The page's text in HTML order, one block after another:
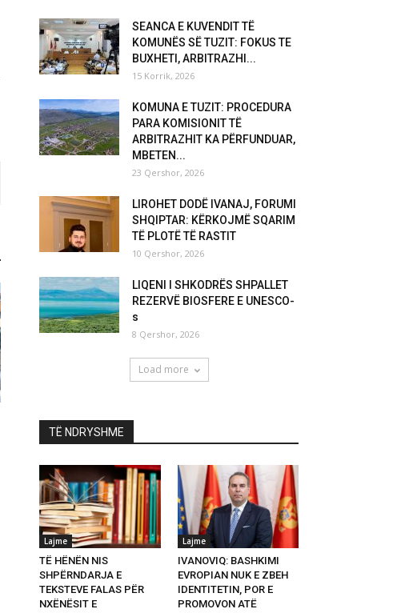
SEANCA E KUVENDIT TË
KOMUNËS SË TUZIT: FOKUS TE
BUXHETI, ARBITRAZHI...
15 Korrik, 2026
KOMUNA E TUZIT: PROCEDURA
PARA KOMISIONIT TË
ARBITRAZHIT KA PËRFUNDUAR,
MBETEN...
23 Qershor, 2026
LIROHET DODË IVANAJ, FORUMI
SHQIPTAR: KËRKOJMË SQARIM
TË PLOTË TË RASTIT
10 Qershor, 2026
LIQENI I SHKODRËS SHPALLET
REZERVË BIOSFERE E UNESCO-
s
8 Qershor, 2026
Load more
TË NDRYSHME
Lajme
TË HËNËN NIS
SHPËRNDARJA E
TEKSTEVE FALAS PËR
NXËNËSIT E
Lajme
IVANOVIQ: BASHKIMI
EVROPIAN NUK E ZBEH
IDENTITETIN, POR E
PROMOVON ATË